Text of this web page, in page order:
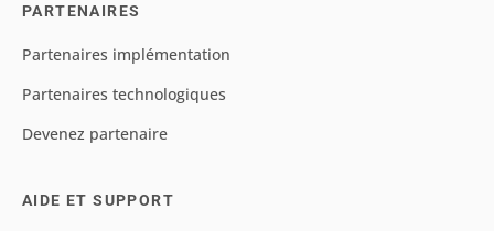
PARTENAIRES
Partenaires implémentation
Partenaires technologiques
Devenez partenaire
AIDE ET SUPPORT